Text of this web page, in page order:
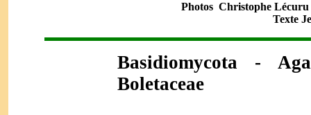
Photos Christophe Lécuru
Texte
Basidiomycota -
Boletaceae